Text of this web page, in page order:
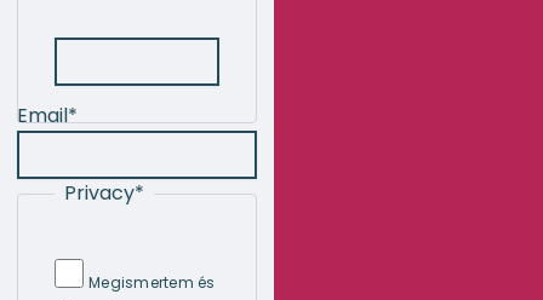
Email*
Privacy*
Megismertem és